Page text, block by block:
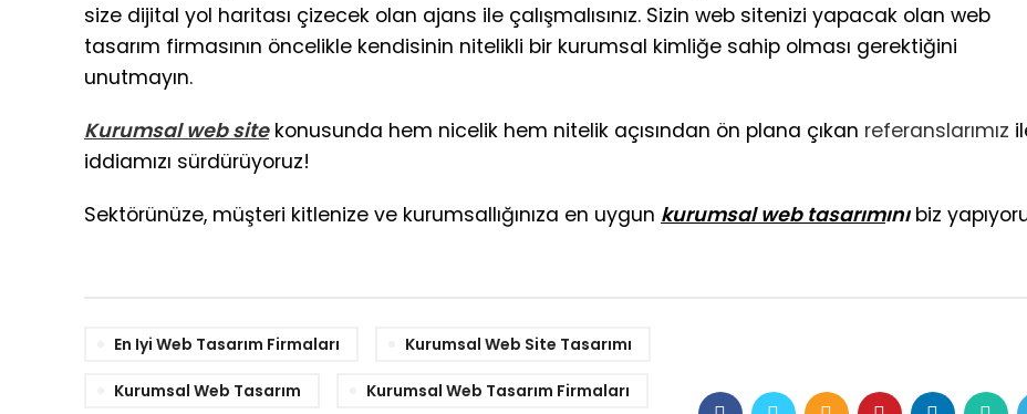
size dijital yol haritası çizecek olan ajans ile çalışmalısınız. Sizin web sitenizi yapacak olan web
tasarım firmasının öncelikle kendisinin nitelikli bir kurumsal kimliğe sahip olması gerektiğini
unutmayın.
Kurumsal web sitekonusunda hem nicelik hem nitelik açısından ön plana çıkan referanslarımız
iddiamızı sürdürüyoruz!
Sektörünüze, müşteri kitlenize ve kurumsallığınıza en uygun kurumsal web tasarımınıbiz
En Iyi Web Tasarım Firmaları Kurumsal Web Site Tasarımı
Kurumsal Web Tasarım Kurumsal Web Tasarım Firmaları